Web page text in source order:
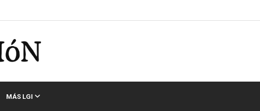
MÁS LGI